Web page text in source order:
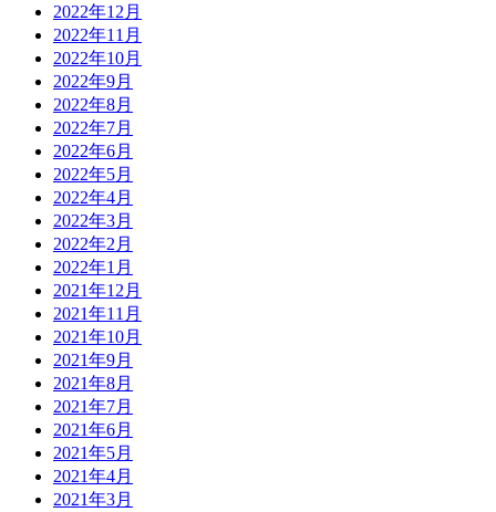
2022年12月
2022年11月
2022年10月
2022年9月
2022年8月
2022年7月
2022年6月
2022年5月
2022年4月
2022年3月
2022年2月
2022年1月
2021年12月
2021年11月
2021年10月
2021年9月
2021年8月
2021年7月
2021年6月
2021年5月
2021年4月
2021年3月